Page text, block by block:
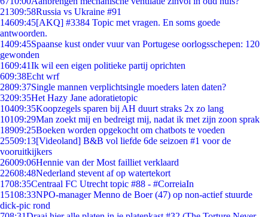
21309:58Russia vs Ukraine #91
14609:45[AKQ] #3384 Topic met vragen. En soms goede
antwoorden.
1409:45Spaanse kust onder vuur van Portugese oorlogsschepen: 120
gewonden
1609:41Ik wil een eigen politieke partij oprichten
609:38Echt wrf
2809:37Single mannen verplichtsingle moeders laten daten?
3209:35Het Hazy Jane adoratietopic
10409:35Koopzegels sparen bij AH duurt straks 2x zo lang
10109:29Man zoekt mij en bedreigt mij, nadat ik met zijn zoon sprak
18909:25Boeken worden opgekocht om chatbots te voeden
25509:13[Videoland] B&B vol liefde 6de seizoen #1 voor de
vooruitkijkers
26009:06Hennie van der Most failliet verklaard
22608:48Nederland stevent af op watertekort
1708:35Centraal FC Utrecht topic #88 - #CorreiaIn
15108:33NPO-manager Menno de Boer (47) op non-actief stuurde
dick-pic rond